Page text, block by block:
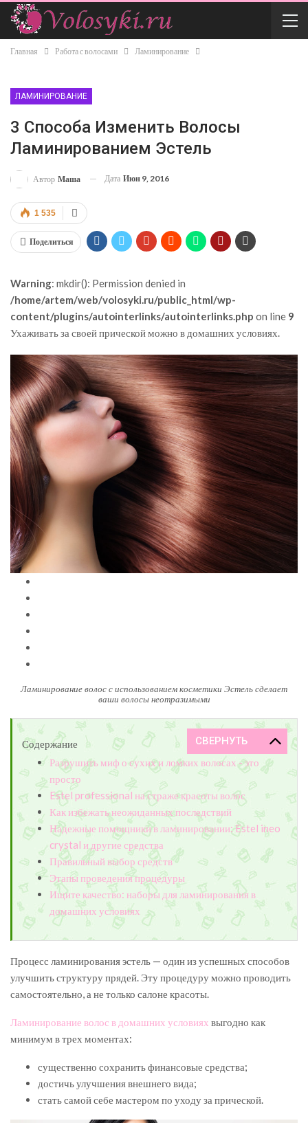
Главная Работа с волосами Ламинирование
ЛАМИНИРОВАНИЕ
3 Способа Изменить Волосы
Ламинированием Эстель
Автор Маша Дата Июн 9, 2016
1 535
Поделиться
Warning: mkdir(): Permission denied in
/home/artem/web/volosyki.ru/public_html/wp-
content/plugins/autointerlinks/autointerlinks.php on line 9
Ухаживать за своей прической можно в домашних условиях.
Ламинирование волос с использованием косметики Эстель сделает
ваши волосы неотразимыми
Содержание
Разрушить миф о сухих и ломких волосах - это
просто
Estel professional на страже красоты волос
Как избежать неожиданных последствий
Надежные помощники в ламинировании: Estel ineo
crystal и другие средства
Правильный выбор средств
Этапы проведения процедуры
Ищите качество: наборы для ламинирования в
домашних условиях
Процесс ламинирования эстель — один из успешных способов
улучшить структуру прядей. Эту процедуру можно проводить
самостоятельно, а не только салоне красоты.
Ламинирование волос в домашних условиях выгодно как
минимум в трех моментах:
существенно сохранить финансовые средства;
достичь улучшения внешнего вида;
стать самой себе мастером по уходу за прической.